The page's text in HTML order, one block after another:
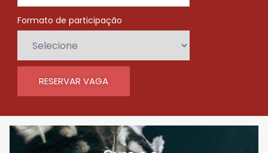
Formato de participação